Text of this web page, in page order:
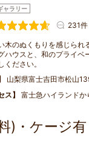
ャラリー
231件
木のぬくもりを感じられ
ハウスと、和のプライベ
ください。
山梨県富士吉田市松山
ス
富士急ハイランド
)・ケージ